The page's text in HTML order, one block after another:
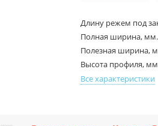
Длину режем под
Полная ширина, мм.
Полезная ширина,
Высота профиля, мм
Все характеристики